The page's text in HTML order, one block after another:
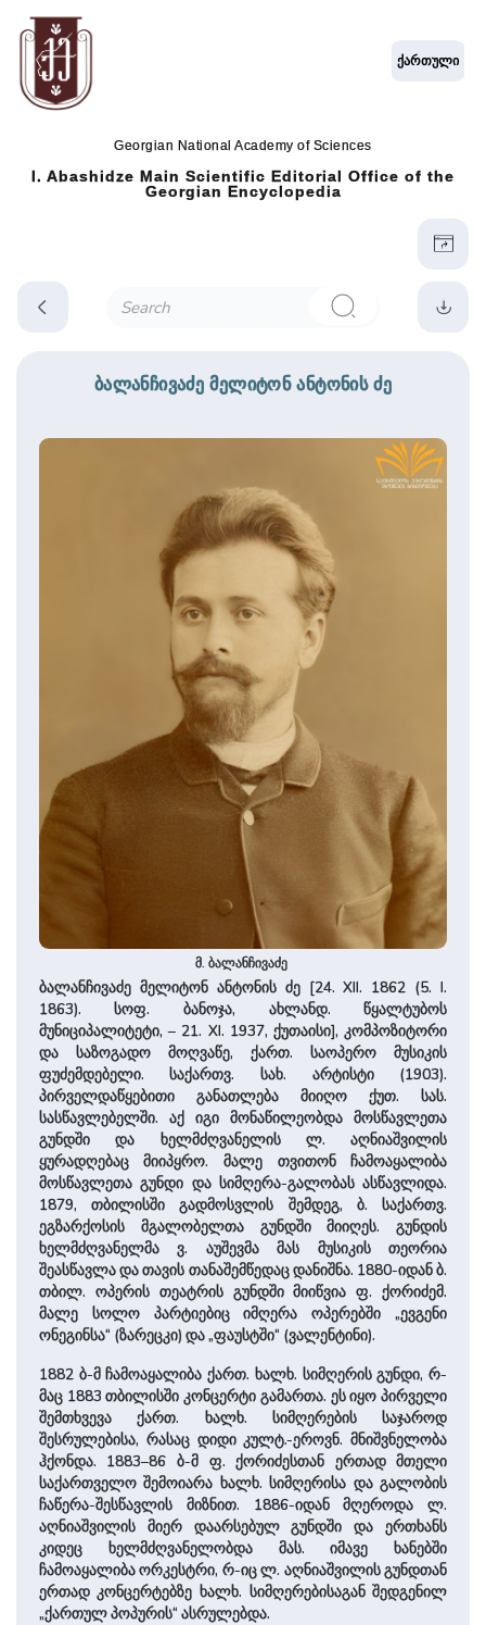
Georgian National Academy of Sciences
I. Abashidze Main Scientific Editorial Office of the
Georgian Encyclopedia
ქართული
ბალანჩივაძე მელიტონ ანტონის ძე
მ. ბალანჩივაძე
ბალანჩივაძე მელიტონ ანტონის ძე [24. XII. 1862 (5. I.
1863). სოფ. ბანოჯა, ახლანდ. წყალტუბოს
მუნიციპალიტეტი, – 21. XI. 1937, ქუთაისი], კომპოზიტორი
და საზოგადო მოღვაწე, ქართ. საოპერო მუსიკის
ფუძემდებელი. საქართვ. სახ. არტისტი (1903).
პირველდაწყებითი განათლება მიიღო ქუთ. სას.
სასწავლებელში. აქ იგი მონაწილეობდა მოსწავლეთა
გუნდში და ხელმძღვანელის ლ. აღნიაშვილის
ყურადღებაც მიიპყრო. მალე თვითონ ჩამოაყალიბა
მოსწავლეთა გუნდი და სიმღერა-გალობას ასწავლიდა.
1879, თბილისში გადმოსვლის შემდეგ, ბ. საქართვ.
ეგზარქოსის მგალობელთა გუნდში მიიღეს. გუნდის
ხელმძღვანელმა ვ. აუშევმა მას მუსიკის თეორია
შეასწავლა და თავის თანაშემწედაც დანიშნა. 1880-იდან ბ.
თბილ. ოპერის თეატრის გუნდში მიიწვია ფ. ქორიძემ.
მალე სოლო პარტიებიც იმღერა ოპერებში „ევგენი
ონეგინსა“ (ზარეცკი) და „ფაუსტში“ (ვალენტინი).
1882 ბ-მ ჩამოაყალიბა ქართ. ხალხ. სიმღერის გუნდი, რ-
მაც 1883 თბილისში კონცერტი გამართა. ეს იყო პირველი
შემთხვევა ქართ. ხალხ. სიმღერების საჯაროდ
შესრულებისა, რასაც დიდი კულტ.-ეროვნ. მნიშვნელობა
ჰქონდა. 1883–86 ბ-მ ფ. ქორიძესთან ერთად მთელი
საქართველო შემოიარა ხალხ. სიმღერისა და გალობის
ჩაწერა-შესწავლის მიზნით. 1886-იდან მღეროდა ლ.
აღნიაშვილის მიერ დაარსებულ გუნდში და ერთხანს
კიდეც ხელმძღვანელობდა მას. იმავე ხანებში
ჩამოაყალიბა ორკესტრი, რ-იც ლ. აღნიაშვილის გუნდთან
ერთად კონცერტებზე ხალხ. სიმღერებისაგან შედგენილ
„ქართულ პოპურის“ ასრულებდა.